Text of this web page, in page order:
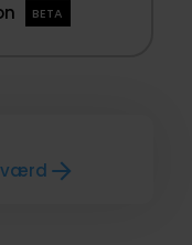
BETA
værd